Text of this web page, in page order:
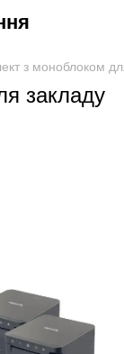
з моноблоком
закладу